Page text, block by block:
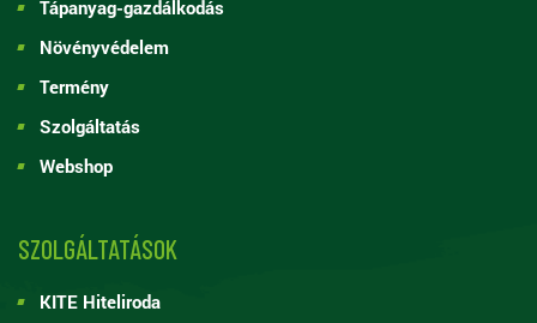
Tápanyag-gazdálkodás
Növényvédelem
Termény
Szolgáltatás
Webshop
SZOLGÁLTATÁSOK
KITE Hiteliroda